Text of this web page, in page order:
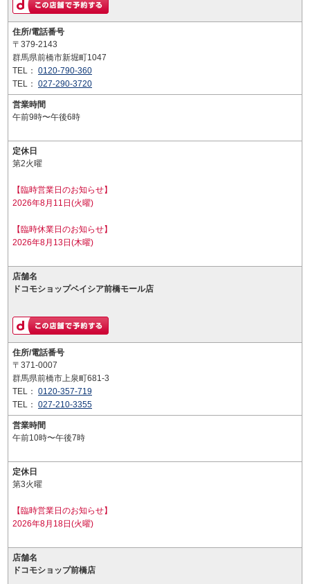
住所/電話番号
〒379-2143
群馬県前橋市新堀町1047
TEL： 0120-790-360
TEL： 027-290-3720
営業時間
午前9時〜午後6時
定休日
第2火曜
【臨時営業日のお知らせ】
2026年8月11日(火曜)
【臨時休業日のお知らせ】
2026年8月13日(木曜)
店舗名
ドコモショップベイシア前橋モール店
住所/電話番号
〒371-0007
群馬県前橋市上泉町681-3
TEL： 0120-357-719
TEL： 027-210-3355
営業時間
午前10時〜午後7時
定休日
第3火曜
【臨時営業日のお知らせ】
2026年8月18日(火曜)
店舗名
ドコモショップ前橋店